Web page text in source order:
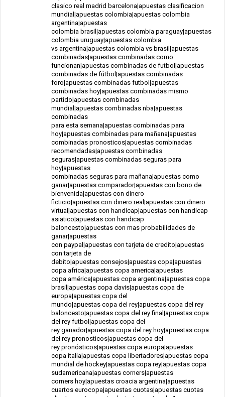
clasico real madrid barcelona|apuestas clasificacion
mundial|apuestas colombia|apuestas colombia
argentina|apuestas
colombia brasil|apuestas colombia paraguay|apuestas
colombia uruguay|apuestas colombia
vs argentina|apuestas colombia vs brasil|apuestas
combinadas|apuestas combinadas como
funcionan|apuestas combinadas de futbol|apuestas
combinadas de fútbol|apuestas combinadas
foro|apuestas combinadas futbol|apuestas
combinadas hoy|apuestas combinadas mismo
partido|apuestas combinadas
mundial|apuestas combinadas nba|apuestas
combinadas
para esta semana|apuestas combinadas para
hoy|apuestas combinadas para mañana|apuestas
combinadas pronosticos|apuestas combinadas
recomendadas|apuestas combinadas
seguras|apuestas combinadas seguras para
hoy|apuestas
combinadas seguras para mañana|apuestas como
ganar|apuestas comparador|apuestas con bono de
bienvenida|apuestas con dinero
ficticio|apuestas con dinero real|apuestas con dinero
virtual|apuestas con handicap|apuestas con handicap
asiatico|apuestas con handicap
baloncesto|apuestas con mas probabilidades de
ganar|apuestas
con paypal|apuestas con tarjeta de credito|apuestas
con tarjeta de
debito|apuestas consejos|apuestas copa|apuestas
copa africa|apuestas copa america|apuestas
copa américa|apuestas copa argentina|apuestas copa
brasil|apuestas copa davis|apuestas copa de
europa|apuestas copa del
mundo|apuestas copa del rey|apuestas copa del rey
baloncesto|apuestas copa del rey final|apuestas copa
del rey futbol|apuestas copa del
rey ganador|apuestas copa del rey hoy|apuestas copa
del rey pronosticos|apuestas copa del
rey pronósticos|apuestas copa europa|apuestas
copa italia|apuestas copa libertadores|apuestas copa
mundial de hockey|apuestas copa rey|apuestas copa
sudamericana|apuestas corners|apuestas
corners hoy|apuestas croacia argentina|apuestas
cuartos eurocopa|apuestas cuotas|apuestas cuotas